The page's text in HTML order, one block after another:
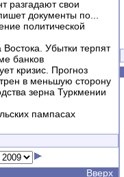
разгадают свои
документы по...
политической
Убытки терпят
банков
кризис. Прогноз
в меньшую сторону
зерна Туркмении
пампасах
Вверх